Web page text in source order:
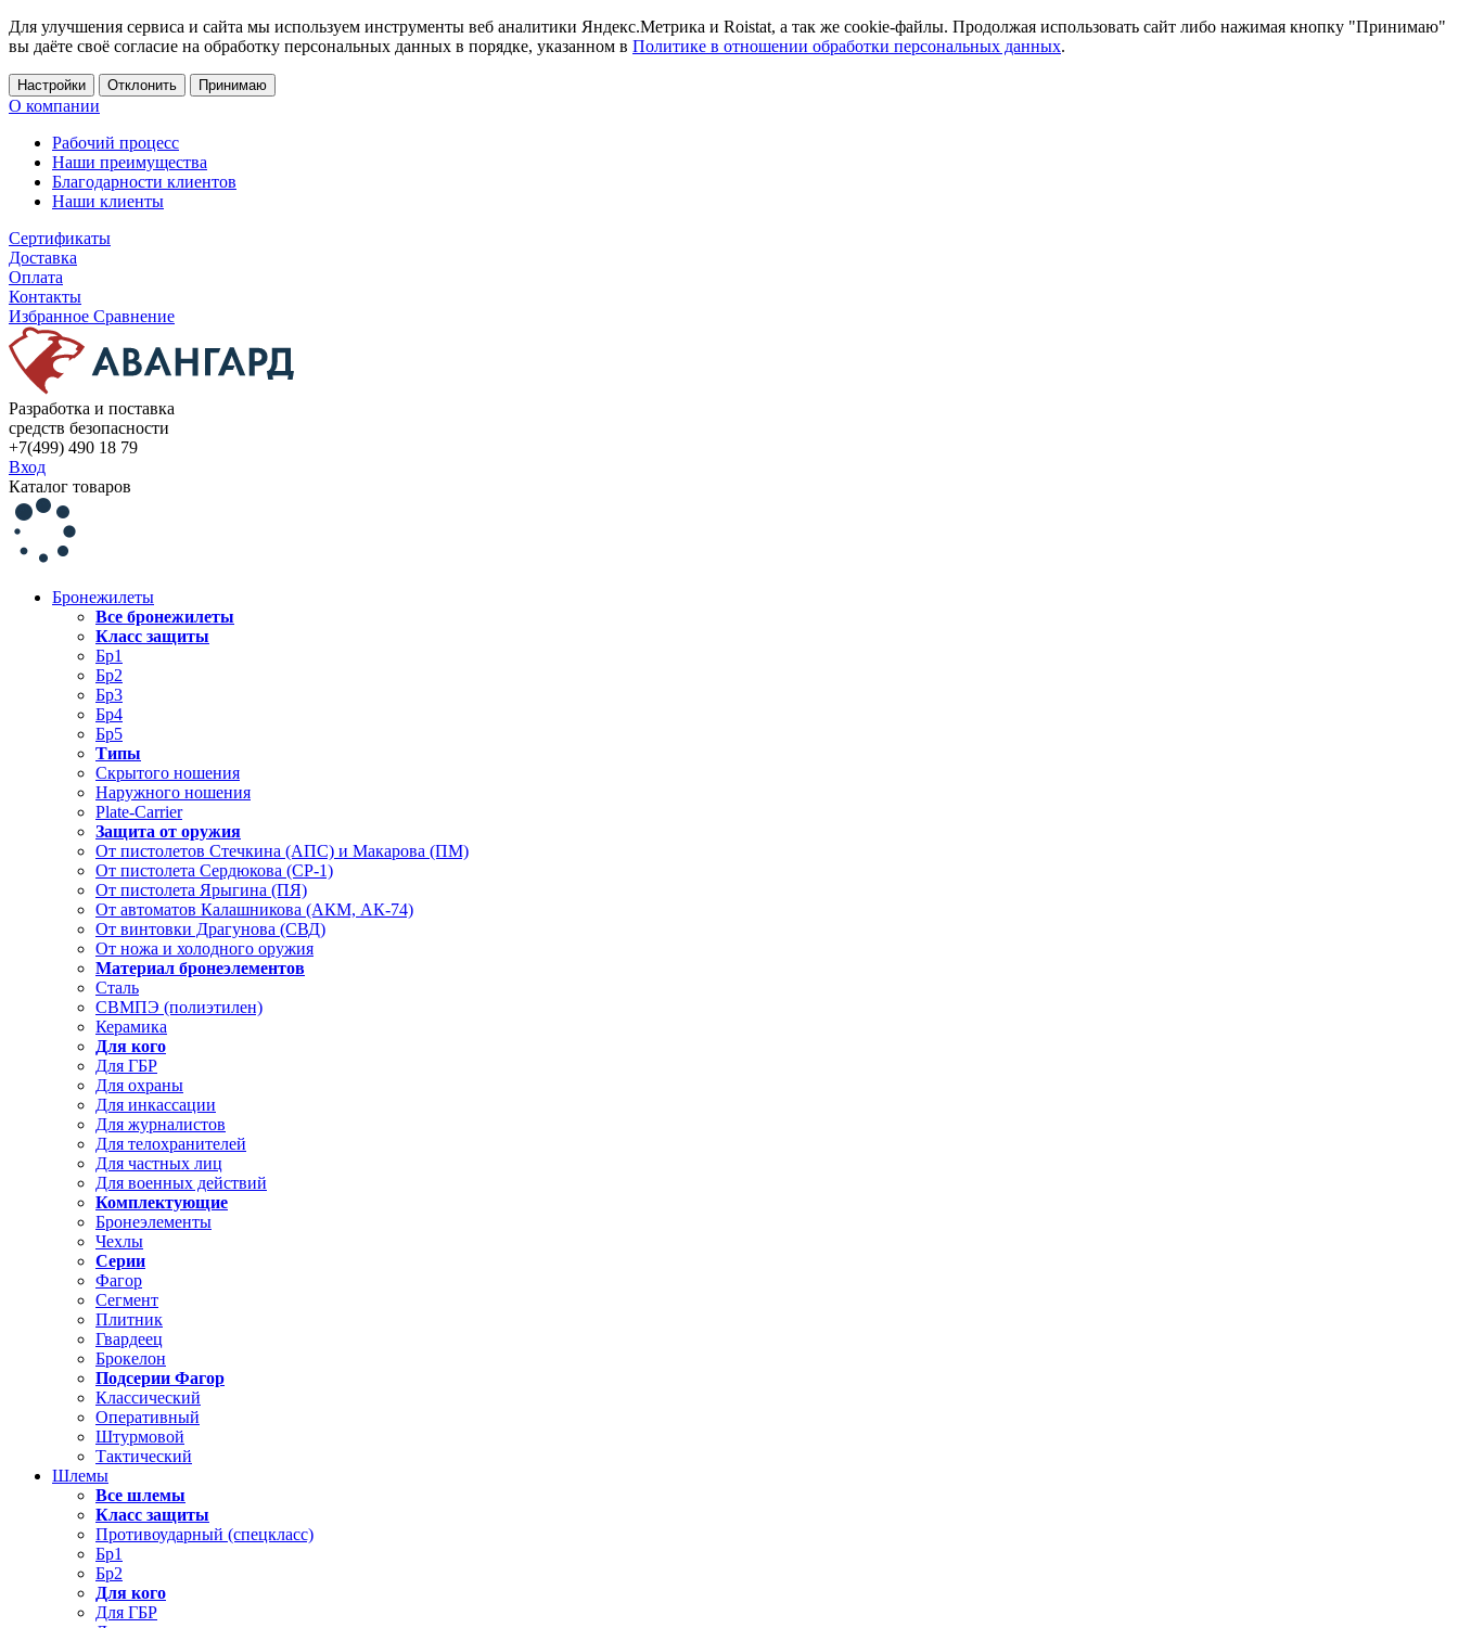
Для улучшения сервиса и сайта мы используем инструменты веб аналитики Яндекс.Метрика и Roistat, а так же cookie-файлы. Продолжая использовать сайт либо нажимая кнопку "Принимаю"
вы даёте своё согласие на обработку персональных данных в порядке, указанном в Политике в отношении обработки персональных данных.
Настройки Отклонить Принимаю
О компании
Рабочий процесс
Наши преимущества
Благодарности клиентов
Наши клиенты
Сертификаты
Доставка
Оплата
Контакты
Избранное Сравнение
Разработка и поставка
средств безопасности
+7(499) 490 18 79
Вход
Каталог товаров
Бронежилеты
Все бронежилеты
Класс защиты
Бр1
Бр2
Бр3
Бр4
Бр5
Типы
Скрытого ношения
Наружного ношения
Plate-Carrier
Защита от оружия
От пистолетов Стечкина (АПС) и Макарова (ПМ)
От пистолета Сердюкова (СР-1)
От пистолета Ярыгина (ПЯ)
От автоматов Калашникова (АКМ, АК-74)
От винтовки Драгунова (СВД)
От ножа и холодного оружия
Материал бронеэлементов
Сталь
СВМПЭ (полиэтилен)
Керамика
Для кого
Для ГБР
Для охраны
Для инкассации
Для журналистов
Для телохранителей
Для частных лиц
Для военных действий
Комплектующие
Бронеэлементы
Чехлы
Серии
Фагор
Сегмент
Плитник
Гвардеец
Брокелон
Подсерии Фагор
Классический
Оперативный
Штурмовой
Тактический
Шлемы
Все шлемы
Класс защиты
Противоударный (спецкласс)
Бр1
Бр2
Для кого
Для ГБР